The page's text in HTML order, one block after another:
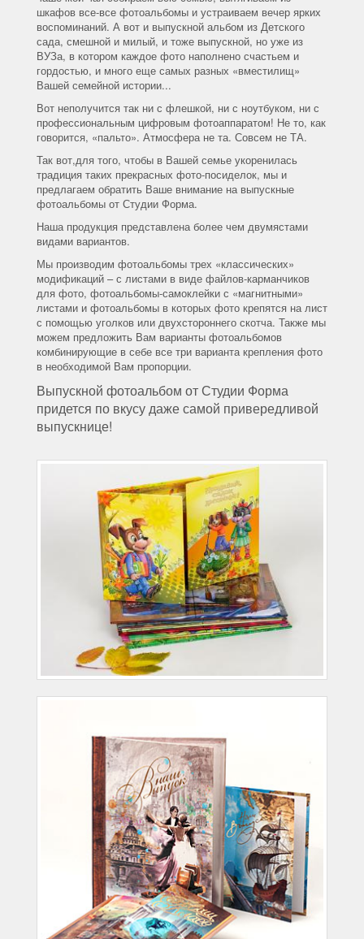
шкафов все-все фотоальбомы и устраиваем вечер ярких
воспоминаний. А вот и выпускной альбом из Детского
сада, смешной и милый, и тоже выпускной, но уже из
ВУЗа, в котором каждое фото наполнено счастьем и
гордостью, и много еще самых разных «вместилищ»
Вашей семейной истории...
Вот неполучится так ни с флешкой, ни с ноутбуком, ни с
профессиональным цифровым фотоаппаратом! Не то, как
говорится, «пальто». Атмосфера не та. Совсем не ТА.
Так вот,для того, чтобы в Вашей семье укоренилась
традиция таких прекрасных фото-посиделок, мы и
предлагаем обратить Ваше внимание на выпускные
фотоальбомы от Студии Форма.
Наша продукция представлена более чем двумястами
видами вариантов.
Мы производим фотоальбомы трех «классических»
модификаций – с листами в виде файлов-карманчиков
для фото, фотоальбомы-самоклейки с «магнитными»
листами и фотоальбомы в которых фото крепятся на лист
с помощью уголков или двухстороннего скотча. Также мы
можем предложить Вам варианты фотоальбомов
комбинирующие в себе все три варианта крепления фото
в необходимой Вам пропорции.
Выпускной фотоальбом от Студии Форма
придется по вкусу даже самой привередливой
выпускнице!